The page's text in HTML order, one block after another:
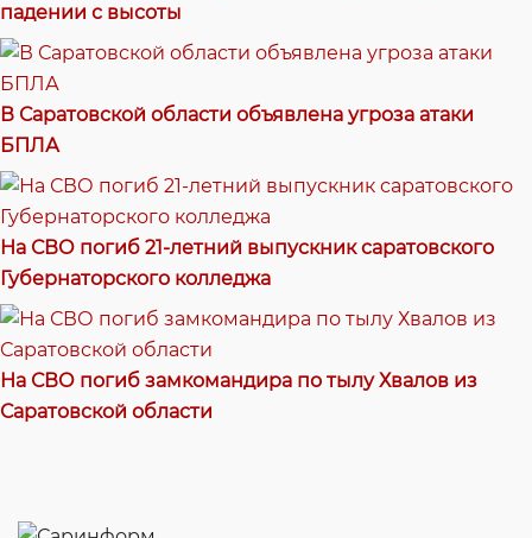
падении с высоты
В Саратовской области объявлена угроза атаки
БПЛА
На СВО погиб 21-летний выпускник саратовского
Губернаторского колледжа
На СВО погиб замкомандира по тылу Хвалов из
Саратовской области